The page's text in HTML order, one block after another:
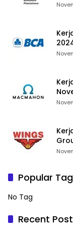
Popular
No Tag
Recent